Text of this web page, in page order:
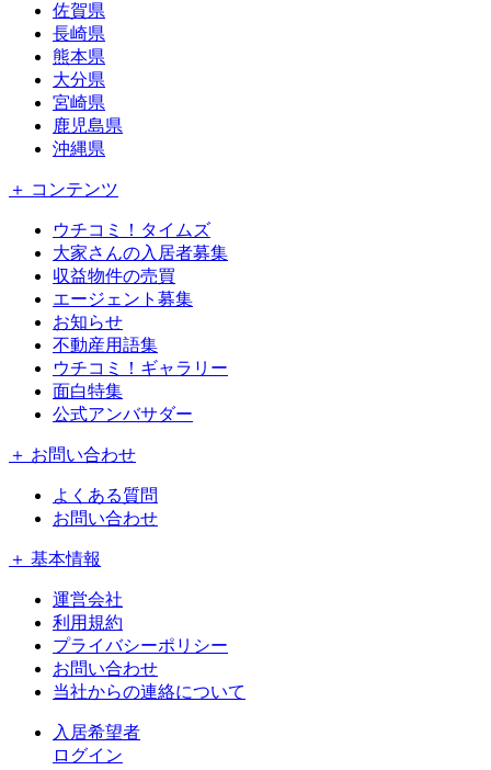
佐賀県
長崎県
熊本県
大分県
宮崎県
鹿児島県
沖縄県
＋ コンテンツ
ウチコミ！タイムズ
大家さんの入居者募集
収益物件の売買
エージェント募集
お知らせ
不動産用語集
ウチコミ！ギャラリー
面白特集
公式アンバサダー
＋ お問い合わせ
よくある質問
お問い合わせ
＋ 基本情報
運営会社
利用規約
プライバシーポリシー
お問い合わせ
当社からの連絡について
入居希望者
ログイン